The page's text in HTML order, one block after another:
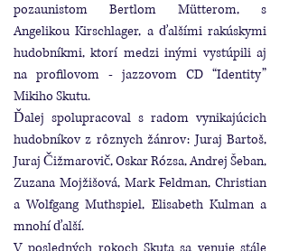
pozaunistom Bertlom Mütterom, s
Angelikou Kirschlager, a ďalšími rakúskymi
hudobníkmi, ktorí medzi inými vystúpili aj
na profilovom - jazzovom CD “Identity”
Mikiho Skutu.
Ďalej spolupracoval s radom vynikajúcich
hudobníkov z rôznych žánrov: Juraj Bartoš,
Juraj Čižmarovič, Oskar Rózsa, Andrej Šeban,
Zuzana Mojžišová, Mark Feldman, Christian
a Wolfgang Muthspiel, Elisabeth Kulman a
mnohí ďalší.